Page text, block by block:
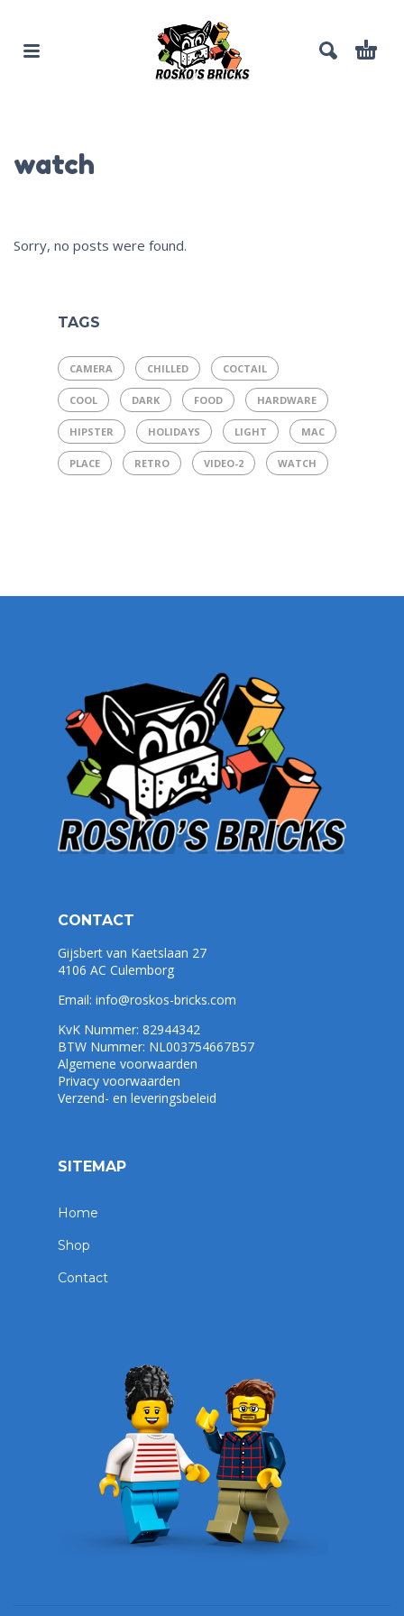
watch
Sorry, no posts were found.
TAGS
CAMERA CHILLED COCTAIL
COOL DARK FOOD HARDWARE
HIPSTER HOLIDAYS LIGHT MAC
PLACE RETRO VIDEO-2 WATCH
CONTACT
Gijsbert van Kaetslaan 27
4106 AC Culemborg
Email: info@roskos-bricks.com
KvK Nummer: 82944342
BTW Nummer: NL003754667B57
Algemene voorwaarden
Privacy voorwaarden
Verzend- en leveringsbeleid
SITEMAP
Home
Shop
Contact